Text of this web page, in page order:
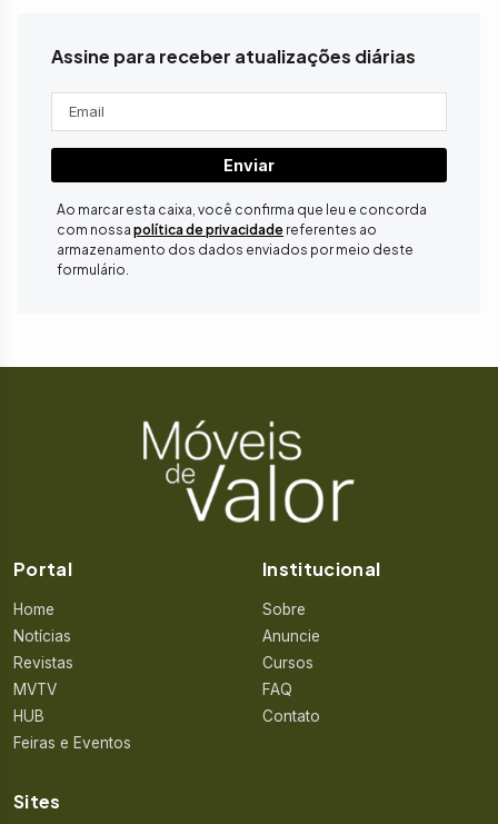
Assine para receber atualizações diárias
Enviar
Ao marcar esta caixa, você confirma que leu e concorda
com nossa política de privacidade referentes ao
armazenamento dos dados enviados por meio deste
formulário.
Portal
Home
Notícias
Revistas
MVTV
HUB
Feiras e Eventos
Institucional
Sobre
Anuncie
Cursos
FAQ
Contato
Sites